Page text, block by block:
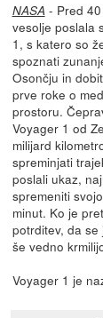
NASA - Pred
vesolje poslala
1, s katero so
spoznati
Osončju in
prve roke o
prostoru.
Voyager 1 od
milijard
spreminjati
poslali ukaz,
spremeniti
minut. Ko je
potrditev, da
še vedno
Voyager 1 je